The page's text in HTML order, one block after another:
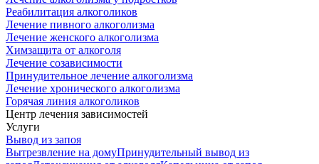
Реабилитация алкоголиков
Лечение пивного алкоголизма
Лечение женского алкоголизма
Химзащита от алкоголя
Лечение созависимости
Принудительное лечение алкоголизма
Лечение хронического алкоголизма
Горячая линия алкоголиков
Центр лечения зависимостей
Услуги
Вывод из запоя
Вытрезвление на домуПринудительный вывод из